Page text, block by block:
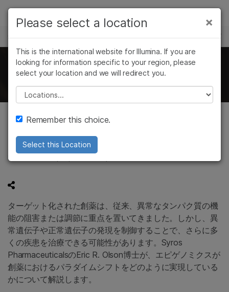
Skip to content
ソリューション
ラーニング
企業情報
サポート
お気に入りの分野を選択
サイエンスと学習
イルミナゲノミクスポッドキャスト
遺伝子制御による創薬
Feb 06, 2020
ターゲット化された創薬は、従来、異常なタンパク質の機
能の阻害または調節に重点を置いてきました。しかし、異
常遺伝子や正常遺伝子の発現を制御することで、さらに多
くの疾患を治療できる可能性があります。Syros
PharmaceuticalsのEric R. Olson博士が、エピゲノミクスが
創薬におけるパラダイムシフトをどのように実現している
かについて解説します。
×
Please select a location
This is the international website for Illumina. If you are
looking for information specific to your region, please
select your location and we will redirect you.
Please select a location
Remember this choice.
Select this Location
×
がん研究
微生物研究
農学研究
複雑な疾患
臨床オンコロジー
生殖医学
患研究